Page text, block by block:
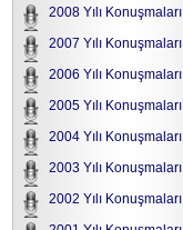
2008 Yılı Konuşmaları
2007 Yılı Konuşmaları
2006 Yılı Konuşmaları
2005 Yılı Konuşmaları
2004 Yılı Konuşmaları
2003 Yılı Konuşmaları
2002 Yılı Konuşmaları